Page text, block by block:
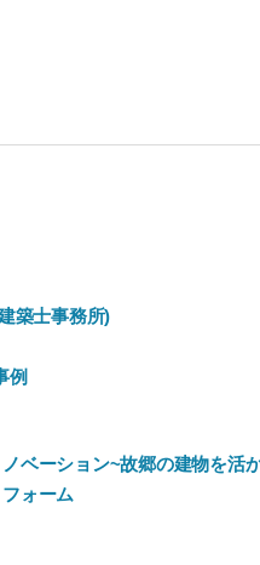
築士事務所)
例
ベーション~故郷の建物を活
ォーム